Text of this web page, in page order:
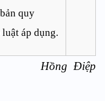
quy
áp dụng.
Hồng Điệp